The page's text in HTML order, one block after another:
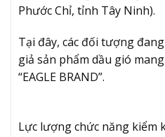
Phước Chỉ, tỉnh Tây Ninh).
Tại đây, các đối tượng
giả sản phẩm dầu gió
“EAGLE BRAND”.
Lực lượng chức năng kiểm